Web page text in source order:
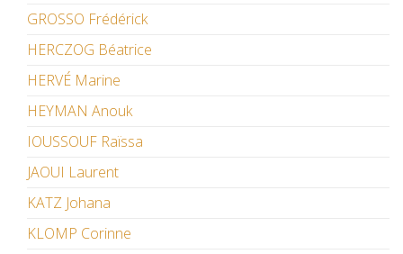
GROSSO Frédérick
HERCZOG Béatrice
HERVÉ Marine
HEYMAN Anouk
IOUSSOUF Raïssa
JAOUI Laurent
KATZ Johana
KLOMP Corinne